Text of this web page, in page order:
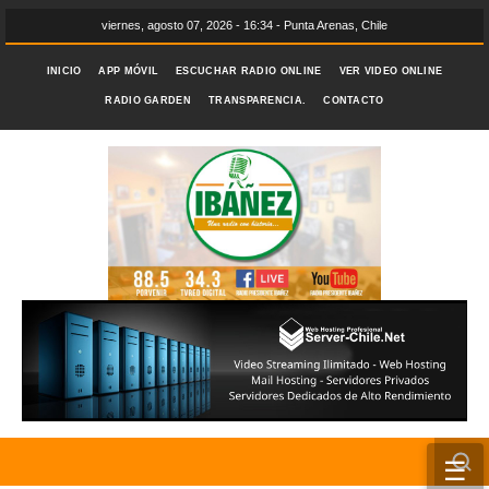
viernes, agosto 07, 2026 - 16:34 - Punta Arenas, Chile
INICIO APP MÓVIL ESCUCHAR RADIO ONLINE VER VIDEO ONLINE
RADIO GARDEN TRANSPARENCIA. CONTACTO
☰